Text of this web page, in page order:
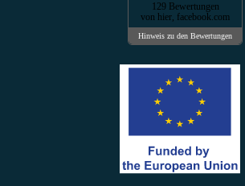
129 Bewertungen
von hier, facebook.com
Hinweis zu den Bewertungen